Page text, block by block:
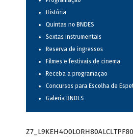
História
Quintas no BNDES
Sextas instrumentais
Reserva de ingressos
Filmes e festivais de cinema
Receba a programação
Concursos para Escolha de
Galeria BNDES